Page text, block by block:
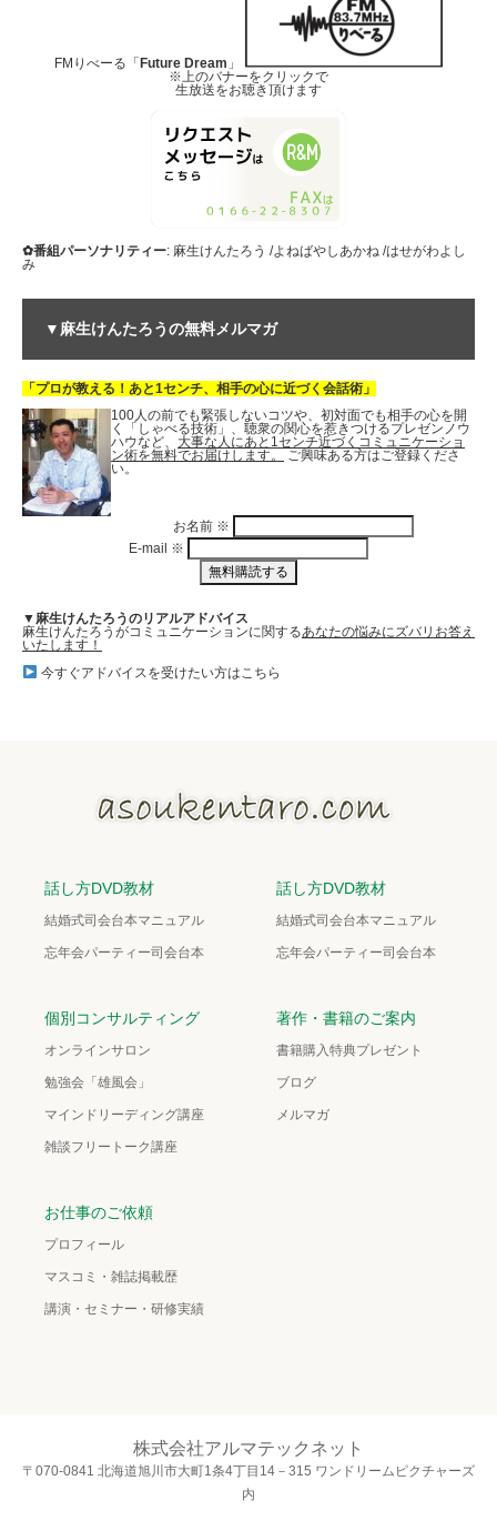
FMりべーる「 Future Dream 」
※上のバナーをクリックで
生放送をお聴き頂けます
✿番組パーソナリティー: 麻生けんたろう /よねばやしあかね /はせがわよし
み
▼麻生けんたろうの無料メルマガ
「プロが教える！あと1センチ、相手の心に近づく会話術」
100人の前でも緊張しないコツや、初対面でも相手の心を開
く「しゃべる技術」、聴衆の関心を惹きつけるプレゼンノウ
ハウなど、 大事な人にあと1センチ近づくコミュニケーショ
ン術を無料でお届けします。
ご興味ある方はご登録くださ
い。
お名前 ※
E-mail ※
▼麻生けんたろうのリアルアドバイス
麻生けんたろうがコミュニケーションに関するあなたの悩みにズバリお答え
いたします！
今すぐアドバイスを受けたい方はこちら
話し方DVD教材
結婚式司会台本マニュアル
忘年会パーティー司会台本
話し方DVD教材
結婚式司会台本マニュアル
忘年会パーティー司会台本
個別コンサルティング
オンラインサロン
勉強会「雄風会」
マインドリーディング講座
雑談フリートーク講座
著作・書籍のご案内
書籍購入特典プレゼント
ブログ
メルマガ
お仕事のご依頼
プロフィール
マスコミ・雑誌掲載歴
講演・セミナー・研修実績
株式会社アルマテックネット
〒070-0841 北海道旭川市大町1条4丁目14－315 ワンドリームピクチャーズ
内